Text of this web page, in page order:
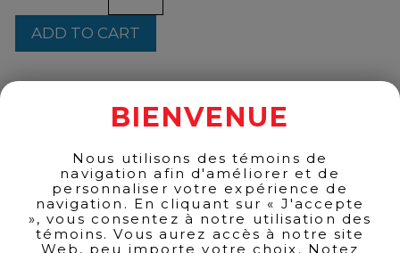
ADD TO CART
BACK TO PRODUCTSBIENVENUE
Nous utilisons des témoins de
navigation afin d'améliorer et de
personnaliser votre expérience de
navigation. En cliquant sur « J'accepte
», vous consentez à notre utilisation des
témoins. Vous aurez accès à notre site
Web, peu importe votre choix. Notez